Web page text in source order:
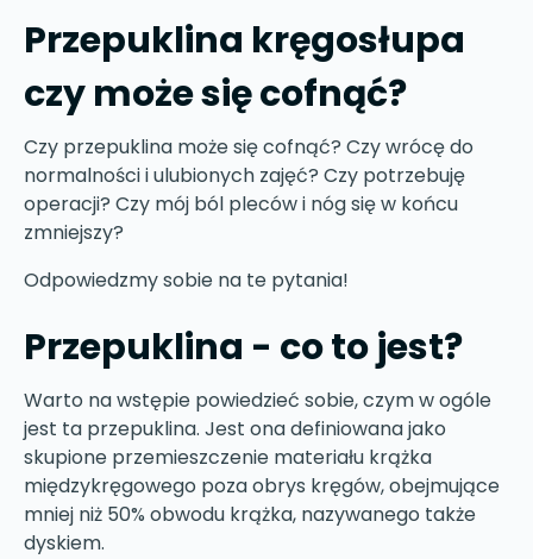
Przepuklina kręgosłupa
czy może się cofnąć?
Czy przepuklina może się cofnąć? Czy wrócę do
normalności i ulubionych zajęć? Czy potrzebuję
operacji? Czy mój ból pleców i nóg się w końcu
zmniejszy?
Odpowiedzmy sobie na te pytania!
Przepuklina - co to jest?
Warto na wstępie powiedzieć sobie, czym w ogóle
jest ta przepuklina. Jest ona definiowana jako
skupione przemieszczenie materiału krążka
międzykręgowego poza obrys kręgów, obejmujące
mniej niż 50% obwodu krążka, nazywanego także
dyskiem.